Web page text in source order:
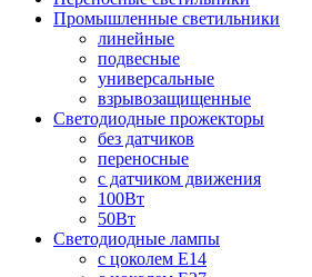
Промышленные светильники
линейные
подвесные
универсальные
взрывозащищенные
Светодиодные прожекторы
без датчиков
переносные
с датчиком движения
100Вт
50Вт
Светодиодные лампы
с цоколем E14